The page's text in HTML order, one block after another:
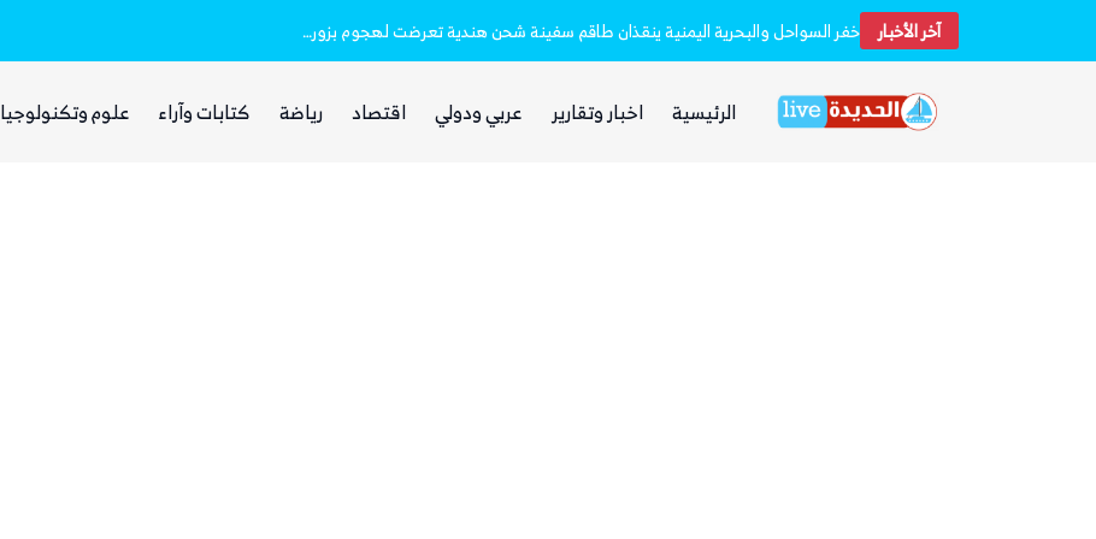
آخر الأخبار خفر السواحل والبحرية اليمنية ينقذان طاقم سفينة شحن هندية تعرضت لهجوم بزورق مفخخ
الرئيسية اخبار وتقارير عربي ودولي اقتصاد رياضة كتابات وآراء علوم وتكنولوجيا